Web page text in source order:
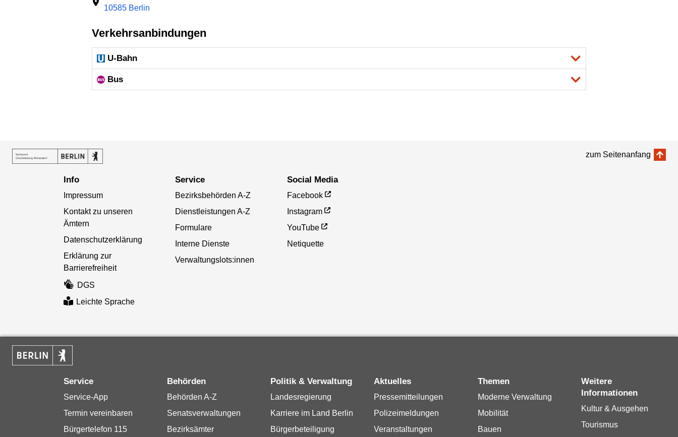
10585 Berlin
Verkehrsanbindungen
U-Bahn
Bus
zum Seitenanfang
Info
Impressum
Kontakt zu unseren
Ämtern
Datenschutzerklärung
Erklärung zur
Barrierefreiheit
DGS
Leichte Sprache
Service
Bezirksbehörden A-Z
Dienstleistungen A-Z
Formulare
Interne Dienste
Verwaltungslots:innen
Social Media
Facebook
Instagram
YouTube
Netiquette
Service
Service-App
Termin vereinbaren
Bürgertelefon 115
Behörden
Behörden A-Z
Senatsverwaltungen
Bezirksämter
Politik & Verwaltung
Landesregierung
Karriere im Land Berlin
Bürgerbeteiligung
Aktuelles
Pressemitteilungen
Polizeimeldungen
Veranstaltungen
Themen
Moderne Verwaltung
Mobilität
Bauen
Weitere
Informationen
Kultur & Ausgehen
Tourismus